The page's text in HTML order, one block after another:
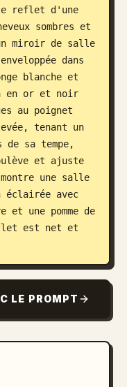
le reflet d'une
sombres et
miroir de salle
dans
blanche et
en or et noir
au poignet
tenant un
de sa tempe,
et ajuste
une salle
éclairée avec
et une pomme de
est net et
LE PROMPT